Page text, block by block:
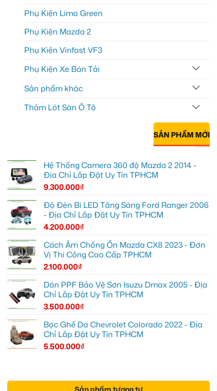
Phụ Kiện Limo Green
Phụ Kiện Mazda 2
Phụ Kiện Vinfast VF3
Phụ Kiện Xe Bán Tải
Sản phẩm khác
Thảm Lót Sàn Ô Tô
SẢN PHẨM MỚI
Hệ Thống Camera 360 độ Mazda 2 2014 -
Địa Chỉ Lắp Đặt Uy Tín TPHCM
9.300.000₫
Độ Đèn Bi LED Tăng Sáng Ford Ranger 2006
- Địa Chỉ Lắp Đặt Uy Tín TPHCM
4.200.000₫
Cách Âm Chống Ồn Mazda CX8 2023 - Đơn
Vị Thi Công Cao Cấp TPHCM
2.100.000₫
Dán PPF Bảo Vệ Sơn Isuzu Dmax 2005 - Địa
Chỉ Lắp Đặt Uy Tín TPHCM
3.500.000₫
Bọc Ghế Da Chevrolet Colorado 2022 - Địa
Chỉ Lắp Đặt Uy Tín TPHCM
5.500.000₫